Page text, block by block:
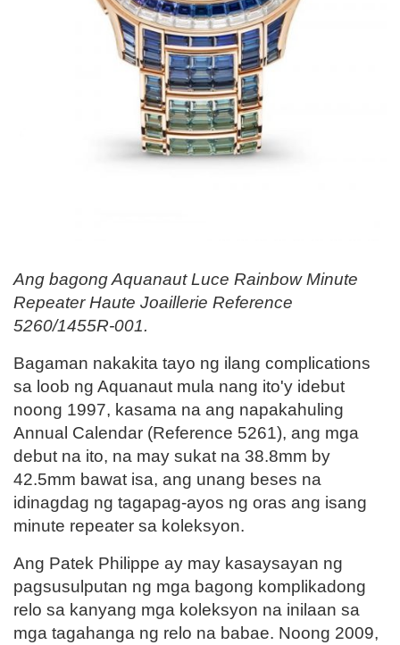
Ang bagong Aquanaut Luce Rainbow Minute
Repeater Haute Joaillerie Reference
5260/1455R-001.
Bagaman nakakita tayo ng ilang complications
sa loob ng Aquanaut mula nang ito'y idebut
noong 1997, kasama na ang napakahuling
Annual Calendar (Reference 5261), ang mga
debut na ito, na may sukat na 38.8mm by
42.5mm bawat isa, ang unang beses na
idinagdag ng tagapag-ayos ng oras ang isang
minute repeater sa koleksyon.
Ang Patek Philippe ay may kasaysayan ng
pagsusulputan ng mga bagong komplikadong
relo sa kanyang mga koleksyon na inilaan sa
mga tagahanga ng relo na babae. Noong 2009,